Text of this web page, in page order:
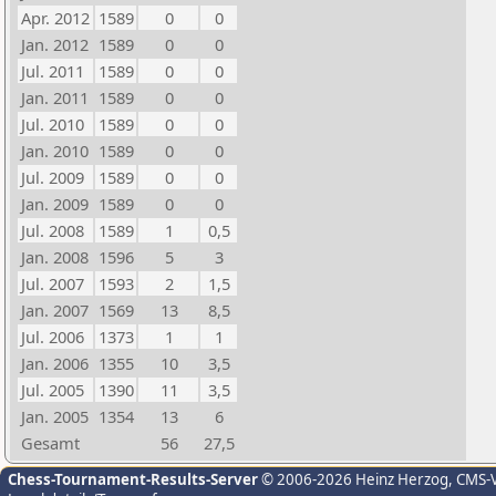
Apr. 2012 1589 0
0
Jan. 2012 1589 0
0
Jul. 2011
1589 0
0
Jan. 2011 1589 0
0
Jul. 2010
1589 0
0
Jan. 2010 1589 0
0
Jul. 2009
1589 0
0
Jan. 2009 1589 0
0
Jul. 2008
1589 1
0,5
Jan. 2008 1596 5
3
Jul. 2007
1593 2
1,5
Jan. 2007 1569 13
8,5
Jul. 2006
1373 1
1
Jan. 2006 1355 10
3,5
Jul. 2005
1390 11
3,5
Jan. 2005 1354 13
6
Gesamt
56 27,5
Chess-Tournament-Results-Server© 2006-2026 Heinz Herzog,